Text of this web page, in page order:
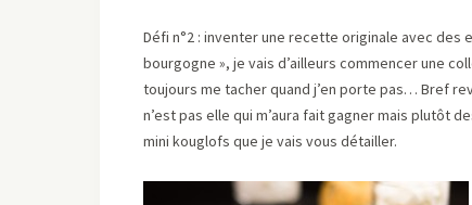
Défi n°2 : inventer une recette originale avec des
bourgogne », je vais d’ailleurs commencer une
toujours me tacher quand j’en porte pas… Bref
n’est pas elle qui m’aura fait gagner mais plutôt
mini kouglofs que je vais vous détailler.